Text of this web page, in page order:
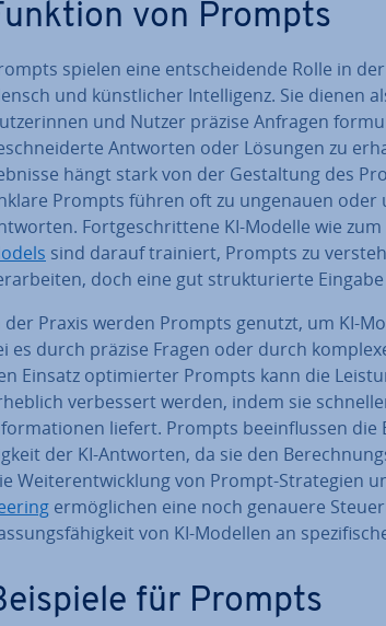
von Prompts
spielen eine ent­schei­den­de Rolle in
und künst­li­cher In­tel­li­genz. Sie dienen
und Nutzer präzise Anfragen
Antworten oder Lösungen zu
hängt stark von der Ge­stal­tung des
Prompts führen oft zu ungenauen oder
Fort­ge­schrit­te­ne KI-Modelle wie zum
sind darauf trainiert, Prompts zu
doch eine gut struk­tu­rier­te
der Praxis werden Prompts genutzt, um KI-
es durch präzise Fragen oder durch
Einsatz op­ti­mier­ter Prompts kann die
ver­bes­sert werden, indem sie
liefert. Prompts be­ein­flus­sen die
der KI-Antworten, da sie den
Wei­ter­ent­wick­lung von Prompt-Stra­te­gien
er­mög­li­chen eine noch genauere
von KI-Modellen an
für Prompts